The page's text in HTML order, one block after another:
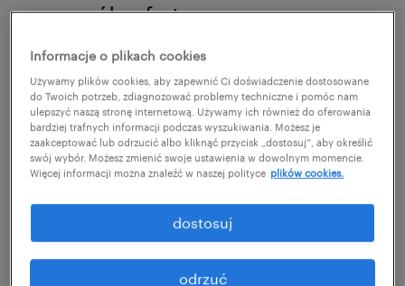
szczegóły oferty
Dla naszego Klienta, firmy Velvet CARE,
realizujemy prestiżowy projekt budowy
struktur technicznych od zera. Poszukujemy
Automatyka, który obejmie kluczową rolę
przy rozruchu i nadzorze nad jedną z
najnowocześniejszych linii produkcyjnych w
Informacje o plikach cookies
Używamy plików cookies, aby zapewnić Ci doświadczenie dostosowane
do Twoich potrzeb, zdiagnozować problemy techniczne i pomóc nam
ulepszyć naszą stronę internetową. Używamy ich również do oferowania
bardziej trafnych informacji podczas wyszukiwania. Możesz je
zaakceptować lub odrzucić albo kliknąć przycisk „dostosuj”, aby określić
swój wybór. Możesz zmienić swoje ustawienia w dowolnym momencie.
Więcej informacji można znaleźć w naszej polityce plików cookies.
odrzuć
dostosuj